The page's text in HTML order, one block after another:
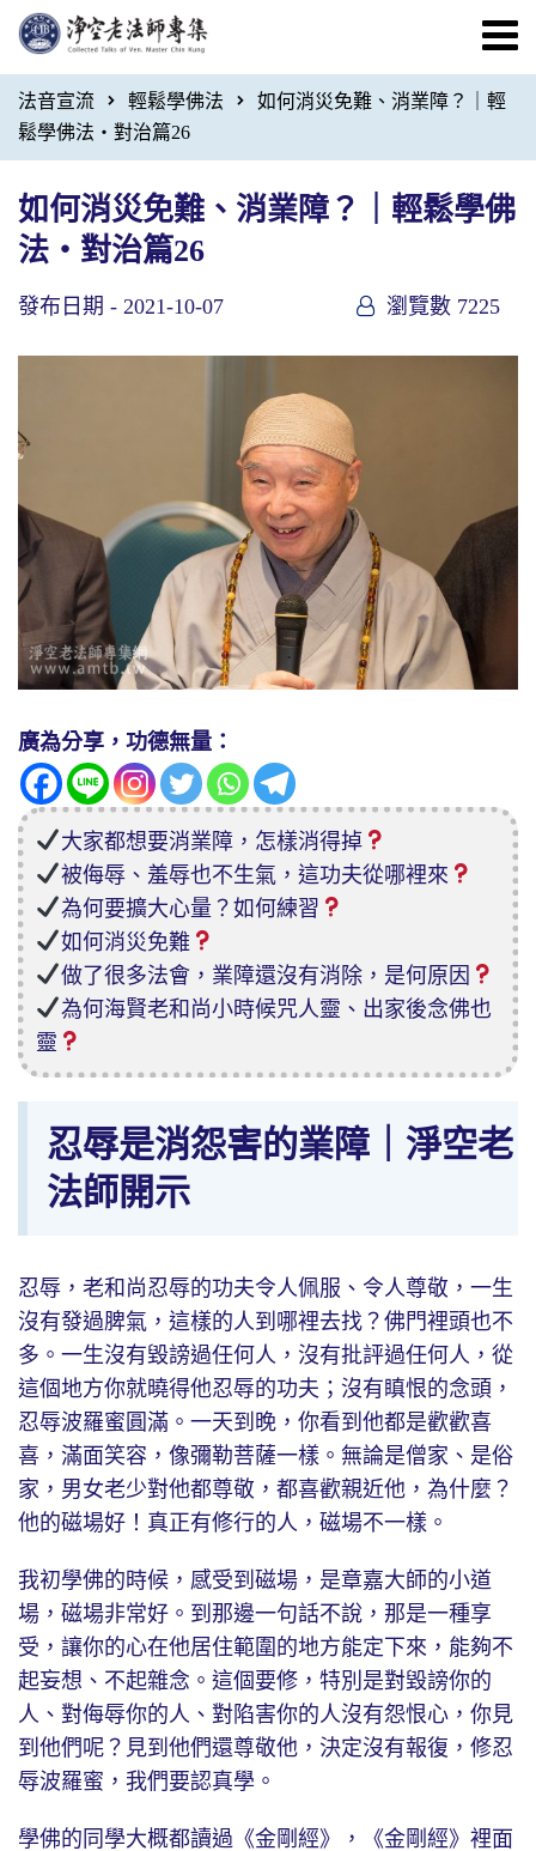
法音宣流 輕鬆學佛法
如何消災免難、消業障？｜輕
鬆學佛法・對治篇26
如何消災免難、消業障？｜輕鬆學佛
法・對治篇26
發布日期 - 2021-10-07 瀏覽數 7225
廣為分享，功德無量：
大家都想要消業障，怎樣消得掉
被侮辱、羞辱也不生氣，這功夫從哪裡來
為何要擴大心量？如何練習
如何消災免難
做了很多法會，業障還沒有消除，是何原因
為何海賢老和尚小時候咒人靈、出家後念佛也
靈
忍辱是消怨害的業障｜淨空老
法師開示
忍辱，老和尚忍辱的功夫令人佩服、令人尊敬，一生
沒有發過脾氣，這樣的人到哪裡去找？佛門裡頭也不
多。一生沒有毀謗過任何人，沒有批評過任何人，從
這個地方你就曉得他忍辱的功夫；沒有瞋恨的念頭，
忍辱波羅蜜圓滿。一天到晚，你看到他都是歡歡喜
喜，滿面笑容，像彌勒菩薩一樣。無論是僧家、是俗
家，男女老少對他都尊敬，都喜歡親近他，為什麼？
他的磁場好！真正有修行的人，磁場不一樣。
我初學佛的時候，感受到磁場，是章嘉大師的小道
場，磁場非常好。到那邊一句話不說，那是一種享
受，讓你的心在他居住範圍的地方能定下來，能夠不
起妄想、不起雜念。這個要修，特別是對毀謗你的
人、對侮辱你的人、對陷害你的人沒有怨恨心，你見
到他們呢？見到他們還尊敬他，決定沒有報復，修忍
辱波羅蜜，我們要認真學。
學佛的同學大概都讀過《金剛經》，《金剛經》裡面